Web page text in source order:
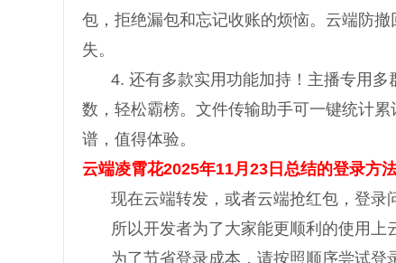
包，拒绝漏包和忘记收账的烦恼。云端防
失。
4. 还有多款实用功能加持！主播专用
数，轻松霸榜。文件传输助手可一键统计
谱，值得体验。
云端凌霄花2025年11月23日总结的登录方
现在云端转发，或者云端抢红包，登录
所以开发者为了大家能更顺利的使用
为了节省登录成本，请按照顺序尝试登